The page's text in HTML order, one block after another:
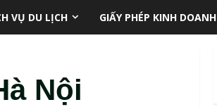
VỤ DU LỊCH GIẤY PHÉP KINH DOANH
Nội